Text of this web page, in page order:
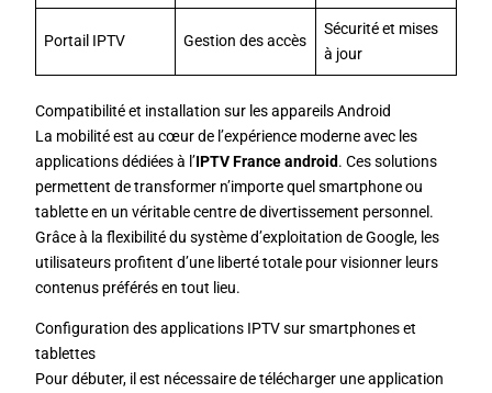
Portail IPTV Gestion des accès
Sécurité et mises
à jour
Compatibilité et installation sur les appareils Android
La mobilité est au cœur de l’expérience moderne avec les
applications dédiées à l’IPTV France android. Ces solutions
permettent de transformer n’importe quel smartphone ou
tablette en un véritable centre de divertissement personnel.
Grâce à la flexibilité du système d’exploitation de Google, les
utilisateurs profitent d’une liberté totale pour visionner leurs
contenus préférés en tout lieu.
Configuration des applications IPTV sur smartphones et
tablettes
Pour débuter, il est nécessaire de télécharger une application